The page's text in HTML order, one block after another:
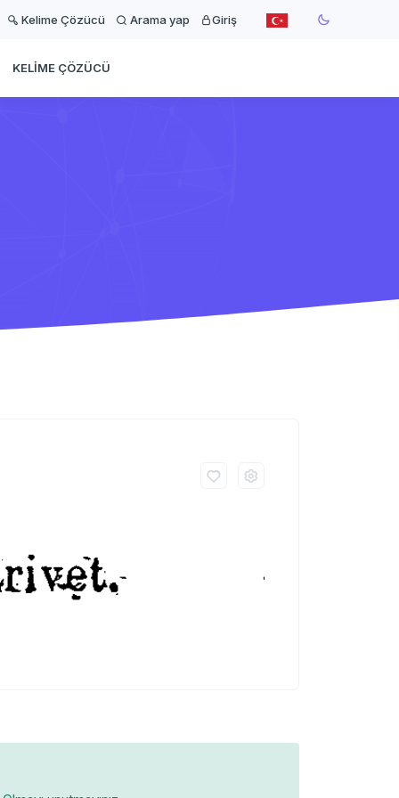
Kelime Çözücü Arama yap Giriş
KELIME ÇÖZÜCÜ